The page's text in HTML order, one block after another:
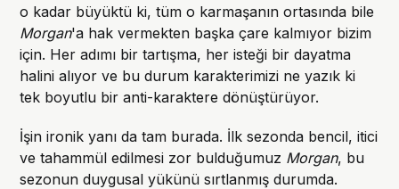
o kadar büyüktü ki, tüm o karmaşanın ortasında bile
Morgan'a hak vermekten başka çare kalmıyor bizim
için. Her adımı bir tartışma, her isteği bir dayatma
halini alıyor ve bu durum karakterimizi ne yazık ki
tek boyutlu bir anti-karaktere dönüştürüyor.
İşin ironik yanı da tam burada. İlk sezonda bencil, itici
ve tahammül edilmesi zor bulduğumuz Morgan, bu
sezonun duygusal yükünü sırtlanmış durumda.